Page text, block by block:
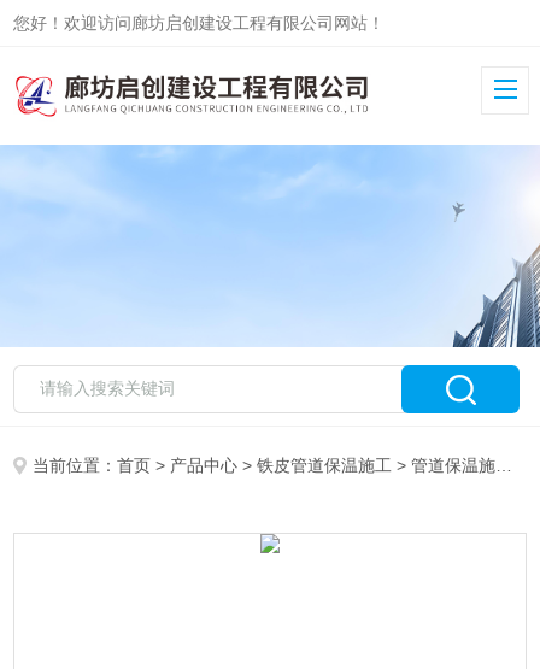
您好！欢迎访问廊坊启创建设工程有限公司网站！
当前位置：首页 > 产品中心 >铁皮管道保温施工 >管道保温施工队